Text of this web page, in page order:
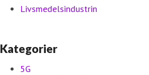
Livsmedelsindustrin
Kategorier
5G